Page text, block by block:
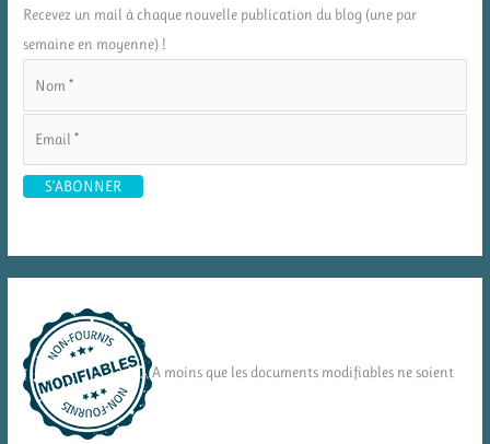
Recevez un mail à chaque nouvelle publication du blog (une par
semaine en moyenne) !
A moins que les documents modifiables ne soient